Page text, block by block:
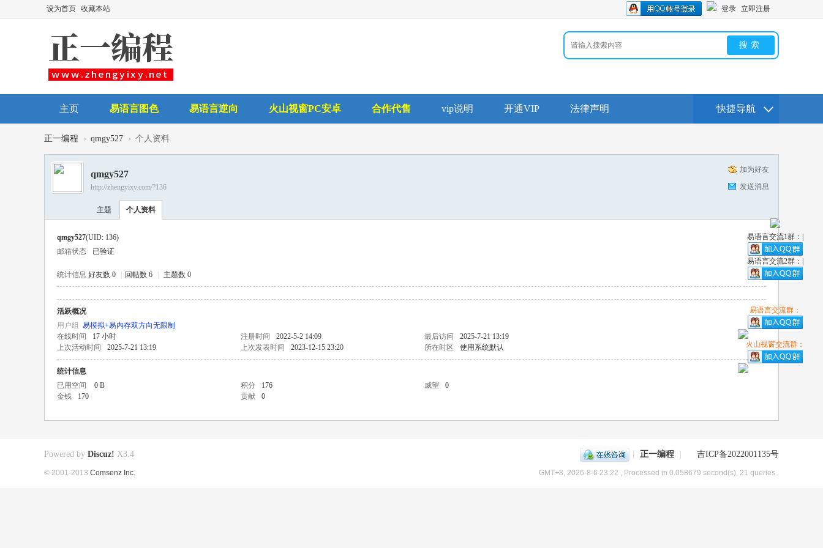
设为首页 收藏本站 登录 立即注册
搜索
主页 易语言图色 易语言逆向 火山视窗PC安卓 合作代售 vip说明 开通VIP 法律声明
后台讲师
快捷导航
正一编程 › qmgy527 › 个人资料
加为好友
发送消息
qmgy527
http://zhengyixy.com/?136
主题 个人资料
qmgy527(UID: 136)
邮箱状态
已验证
统计信息 好友数 0 回帖数 6 主题数 0
活跃概况
用户组 易模拟+易内存双方向无限制
在线时间
17 小时 注册时间 2022-5-2 14:09 最后访问
2025-7-21 13:19
上次活动时间
2025-7-21 13:19 上次发表时间 2023-12-15 23:20 所在时区 使用系统默认
统计信息
已用空间
0 B 积分 176 威望
0
金钱
170 贡献 0
易语言交流1群：|
易语言交流2群：|
易语言交流群：
火山视窗交流群：
正一编程 吉ICP备2022001135号
GMT+8, 2026-8-6 23:22 , Processed in 0.058679 second(s), 21 queries .
Powered by Discuz! X3.4
© 2001-2013 Comsenz Inc.